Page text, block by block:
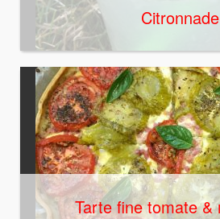
Citronnade
Tarte fine tomate &